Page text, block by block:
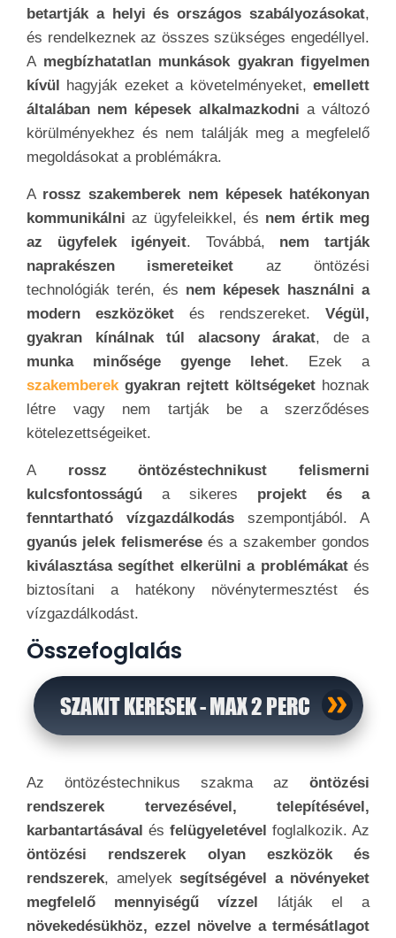
betartják a helyi és országos szabályozásokat,
és rendelkeznek az összes szükséges engedéllyel.
A megbízhatatlan munkások gyakran figyelmen
kívül hagyják ezeket a követelményeket, emellett
általában nem képesek alkalmazkodni a változó
körülményekhez és nem találják meg a megfelelő
megoldásokat a problémákra.
A rossz szakemberek nem képesek hatékonyan
kommunikálni az ügyfeleikkel, és nem értik meg
az ügyfelek igényeit. Továbbá, nem tartják
naprakészen ismereteiket az öntözési
technológiák terén, és nem képesek használni a
modern eszközöket és rendszereket. Végül,
gyakran kínálnak túl alacsony árakat, de a
munka minősége gyenge lehet. Ezek a
szakemberek gyakran rejtett költségeket hoznak
létre vagy nem tartják be a szerződéses
kötelezettségeiket.
A rossz öntözéstechnikust felismerni
kulcsfontosságú a sikeres projekt és a
fenntartható vízgazdálkodás szempontjából. A
gyanús jelek felismerése és a szakember gondos
kiválasztása segíthet elkerülni a problémákatés
biztosítani a hatékony növénytermesztést és
vízgazdálkodást.
Összefoglalás
SZAKIT KERESEK - MAX 2 PERC
Az öntözéstechnikus szakma az öntözési
rendszerek tervezésével, telepítésével,
karbantartásával és felügyeletével foglalkozik. Az
öntözési rendszerek olyan eszközök és
rendszerek, amelyeksegítségével a növényeket
megfelelő mennyiségű vízzel látják el a
növekedésükhöz, ezzel növelve a termésátlagot